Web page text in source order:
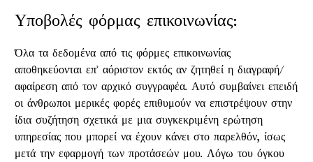
Υποβολές φόρμας επικοινωνίας:
Όλα τα δεδομένα από τις φόρμες επικοινωνίας
αποθηκεύονται επ' αόριστον εκτός αν ζητηθεί η διαγραφή/
αφαίρεση από τον αρχικό συγγραφέα. Αυτό συμβαίνει επειδή
οι άνθρωποι μερικές φορές επιθυμούν να επιστρέψουν στην
ίδια συζήτηση σχετικά με μια συγκεκριμένη ερώτηση
υπηρεσίας που μπορεί να έχουν κάνει στο παρελθόν, ίσως
μετά την εφαρμογή των προτάσεών μου. Λόγω του όγκου